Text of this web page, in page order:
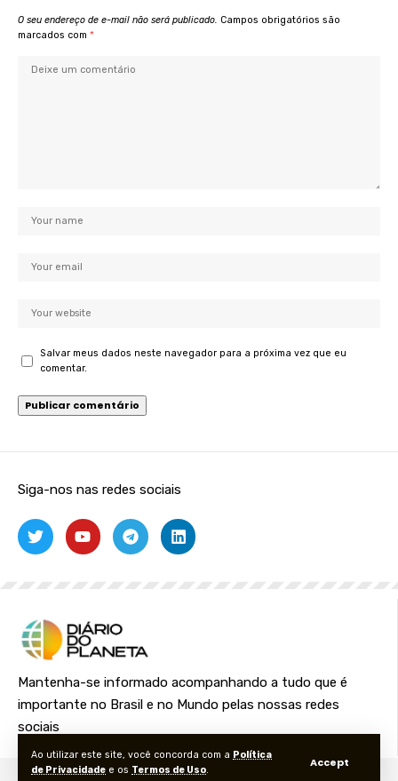
Ao utilizar este site, você concorda com a Política
de Privacidade e os Termos de Uso.
Accept
O seu endereço de e-mail não será publicado. Campos obrigatórios são
marcados com *
Salvar meus dados neste navegador para a próxima vez que eu
comentar.
Siga-nos nas redes sociais
Mantenha-se informado acompanhando a tudo que é
importante no Brasil e no Mundo pelas nossas redes
sociais
© Foxiz News Network. Ruby Design Company. All Rights Reserved.